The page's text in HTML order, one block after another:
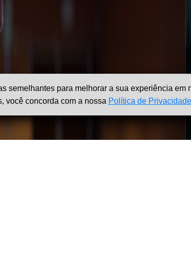
semelhantes para melhorar a sua experiência em
você concorda com a nossa Política de Privacidade